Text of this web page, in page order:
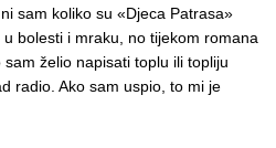
sam koliko su «Djeca Patrasa»
bolesti i mraku, no tijekom romana
želio napisati toplu ili topliju
radio. Ako sam uspio, to mi je